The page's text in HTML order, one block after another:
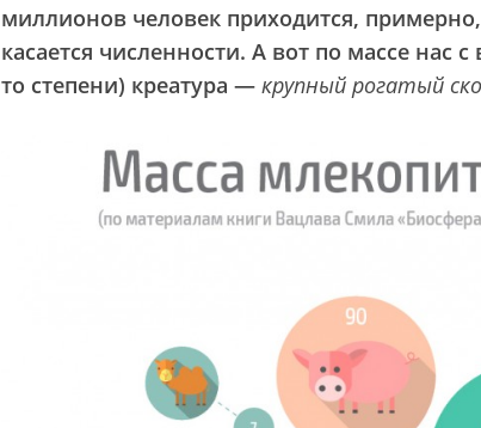
миллионов человек приходится,
касается численности. А вот по массе нас
то степени) креатура — крупный рогатый